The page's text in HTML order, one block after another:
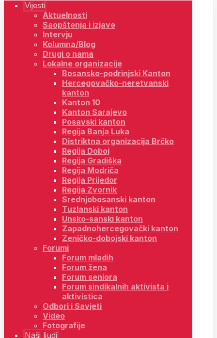
Vijesti
Aktuelnosti
Saopštenja i izjave
Intervju
Kolumna/Blog
Drugi o nama
Lokalne organizacije
Bosansko-podrinjski Kanton
Hercegovačko-neretvanski
kanton
Kanton 10
Kanton Sarajevo
Posavski kanton
Regija Banja Luka
Distriktna organizacija Brčko
Regija Doboj
Regija Gradiška
Regija Modriča
Regija Prijedor
Regija Zvornik
Srednjobosanski kanton
Tuzlanski kanton
Unsko-sanski kanton
Zapadnohercegovački kanton
Zeničko-dobojski kanton
Forumi
Forum mladih
Forum žena
Forum seniora
Forum sindikalnih aktivista i
aktivistica
Odbori i Savjeti
Video
Fotografije
Naši ljudi